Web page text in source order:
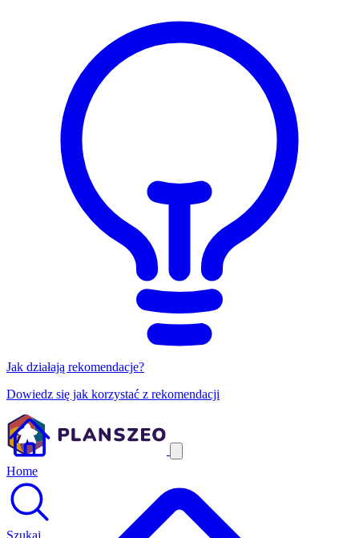
Jak działają rekomendacje?
Dowiedz się jak korzystać z rekomendacji
Home
Szukaj